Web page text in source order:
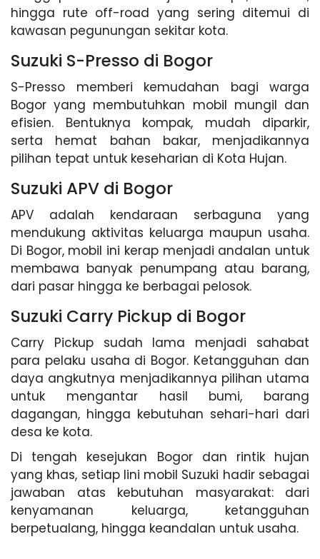
hingga rute off-road yang sering ditemui di
kawasan pegunungan sekitar kota.
Suzuki S-Presso di Bogor
S-Presso memberi kemudahan bagi warga
Bogor yang membutuhkan mobil mungil dan
efisien. Bentuknya kompak, mudah diparkir,
serta hemat bahan bakar, menjadikannya
pilihan tepat untuk keseharian di Kota Hujan.
Suzuki APV di Bogor
APV adalah kendaraan serbaguna yang
mendukung aktivitas keluarga maupun usaha.
Di Bogor, mobil ini kerap menjadi andalan untuk
membawa banyak penumpang atau barang,
dari pasar hingga ke berbagai pelosok.
Suzuki Carry Pickup di Bogor
Carry Pickup sudah lama menjadi sahabat
para pelaku usaha di Bogor. Ketangguhan dan
daya angkutnya menjadikannya pilihan utama
untuk mengantar hasil bumi, barang
dagangan, hingga kebutuhan sehari-hari dari
desa ke kota.
Di tengah kesejukan Bogor dan rintik hujan
yang khas, setiap lini mobil Suzuki hadir sebagai
jawaban atas kebutuhan masyarakat: dari
kenyamanan keluarga, ketangguhan
berpetualang, hingga keandalan untuk usaha.